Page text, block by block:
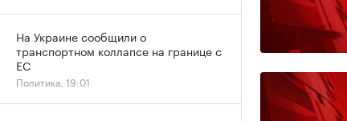
На Украине сообщили о
транспортном коллапсе на границе с
ЕС
Политика, 19:01